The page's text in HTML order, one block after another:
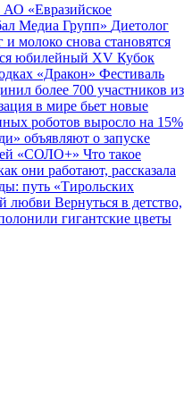
АО «Евразийское
Медиа Групп» Диетолог
молоко снова становятся
юбилейный XV Кубок
«Дракон» Фестиваль
более 700 участников из
в мире бьет новые
роботов выросло на 15%
объявляют о запуске
«СОЛО+» Что такое
они работают, рассказала
путь «Тирольских
любви Вернуться в детство,
гигантские цветы